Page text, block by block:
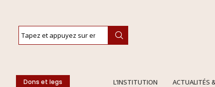
Dons et legs L’INSTITUTION ACTUALITÉS